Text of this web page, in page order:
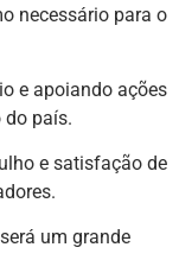
necessário para o
e apoiando ações
país.
e satisfação de
um grande